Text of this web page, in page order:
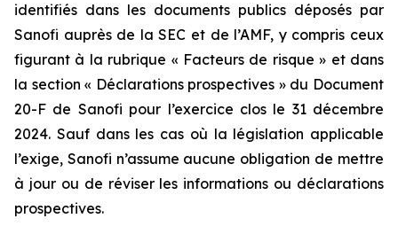
identifiés dans les documents publics déposés par
Sanofi auprès de la SEC et de l’AMF, y compris ceux
figurant à la rubrique « Facteurs de risque » et dans
la section « Déclarations prospectives » du Document
20-F de Sanofi pour l’exercice clos le 31 décembre
2024. Sauf dans les cas où la législation applicable
l’exige, Sanofi n’assume aucune obligation de mettre
à jour ou de réviser les informations ou déclarations
prospectives.